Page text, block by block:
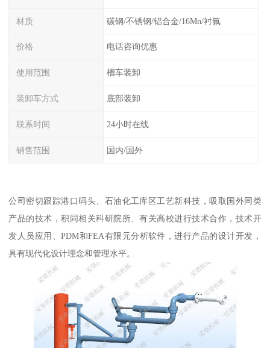
材质 碳钢/不锈钢/铝合金/16Mn/衬氟
价格 电话咨询优惠
使用范围 槽车装卸
装卸车方式 底部装卸
联系时间 24小时在线
销售范围 国内/国外
公司密切跟踪港口码头、石油化工库区工艺新科技，吸取国外同类
产品的技术，积同相关科研院所、有关高校进行技术合作，技术开
发人员应用、PDM和FEA有限元分析软件，进行产品的设计开发，
具有现代化设计理念和管理水平。